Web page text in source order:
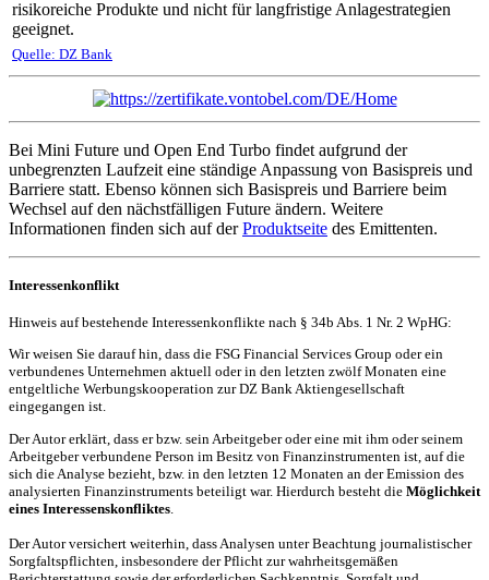
risikoreiche Produkte und nicht für langfristige Anlagestrategien
geeignet.
Quelle: DZ Bank
Bei Mini Future und Open End Turbo findet aufgrund der
unbegrenzten Laufzeit eine ständige Anpassung von Basispreis und
Barriere statt. Ebenso können sich Basispreis und Barriere beim
Wechsel auf den nächstfälligen Future ändern. Weitere
Informationen finden sich auf derProduktseite des Emittenten.
Interessenkonflikt
Hinweis auf bestehende Interessenkonflikte nach § 34b Abs. 1 Nr. 2 WpHG:
Wir weisen Sie darauf hin, dass die FSG Financial Services Group oder ein
verbundenes Unternehmen aktuell oder in den letzten zwölf Monaten eine
entgeltliche Werbungskooperation zur DZ Bank Aktiengesellschaft
eingegangen ist.
Der Autor erklärt, dass er bzw. sein Arbeitgeber oder eine mit ihm oder seinem
Arbeitgeber verbundene Person im Besitz von Finanzinstrumenten ist, auf die
sich die Analyse bezieht, bzw. in den letzten 12 Monaten an der Emission des
analysierten Finanzinstruments beteiligt war. Hierdurch besteht die Möglichkeit
eines Interessenskonfliktes
Der Autor versichert weiterhin, dass Analysen unter Beachtung journalistischer
Sorgfaltspflichten, insbesondere der Pflicht zur wahrheitsgemäßen